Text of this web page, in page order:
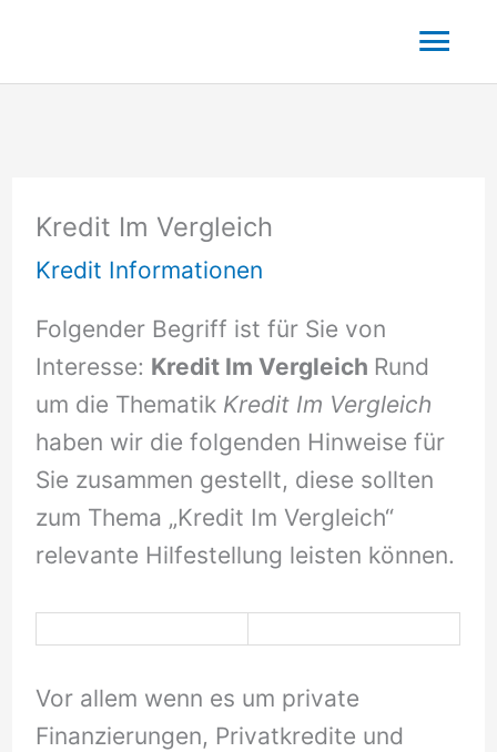
springen
Kredit Im Vergleich
Kredit Informationen
Folgender Begriff ist für Sie von
Interesse: Kredit Im Vergleich Rund
um die Thematik Kredit Im Vergleich
haben wir die folgenden Hinweise für
Sie zusammen gestellt, diese sollten
zum Thema „Kredit Im Vergleich“
relevante Hilfestellung leisten können.
Vor allem wenn es um private
Finanzierungen, Privatkredite und